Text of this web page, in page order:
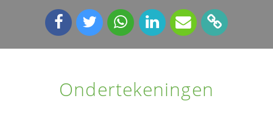
Ondertekeningen